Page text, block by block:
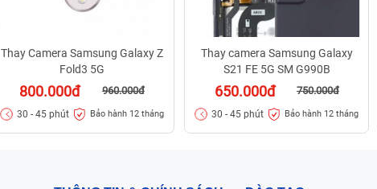
Thay Camera Samsung Galaxy Z
Fold3 5G
800.000đ 960.000đ
30 - 45 phút Bảo hành 12 tháng
Thay camera Samsung Galaxy
S21 FE 5G SM G990B
650.000đ 750.000đ
30 - 45 phút Bảo hành 12 tháng